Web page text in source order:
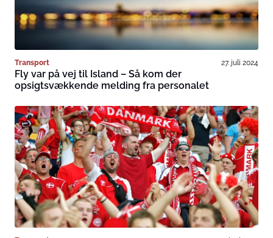
Transport 27. juli 2024
Fly var på vej til Island – Så kom der
opsigtsvækkende melding fra personalet